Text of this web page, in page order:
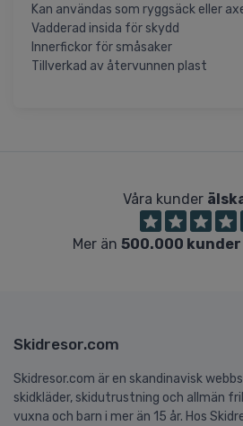
Kan användas som ryggsäck eller
Vadderad insida för skydd
Innerfickor för småsaker
Tillverkad av återvunnen plast
Våra kunder
Mer än 500.000 kunder
Skidresor.com
Skidresor.com är en skandinavisk
skidkläder, skidutrustning och allmän
vuxna och barn i mer än 15 år. Hos